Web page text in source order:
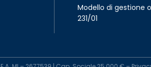
Modello di gestione
231/01